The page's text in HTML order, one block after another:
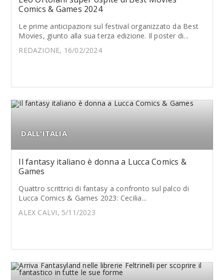
Comics & Games 2024
Le prime anticipazioni sul festival organizzato da Best
Movies, giunto alla sua terza edizione. Il poster di...
REDAZIONE, 16/02/2024
DALL'ITALIA
Il fantasy italiano è donna a Lucca Comics &
Games
Quattro scrittrici di fantasy a confronto sul palco di
Lucca Comics & Games 2023: Cecilia...
ALEX CALVI, 5/11/2023